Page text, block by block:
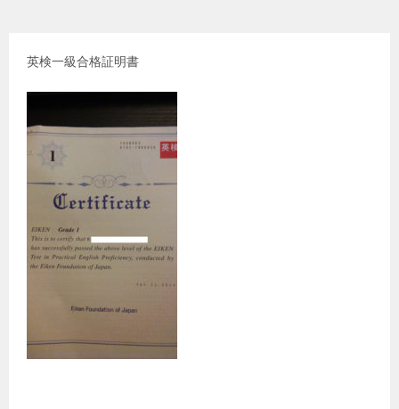
英検一級合格証明書